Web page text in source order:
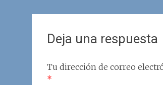
Deja una respuesta
Tu dirección de correo
*